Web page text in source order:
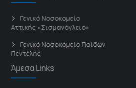
Γενικό Νοσοκομείο
Αττικής «Σισμανόγλειο»
Γενικό Νοσοκομείο Παίδων
Πεντέλης
Άμεσα Links